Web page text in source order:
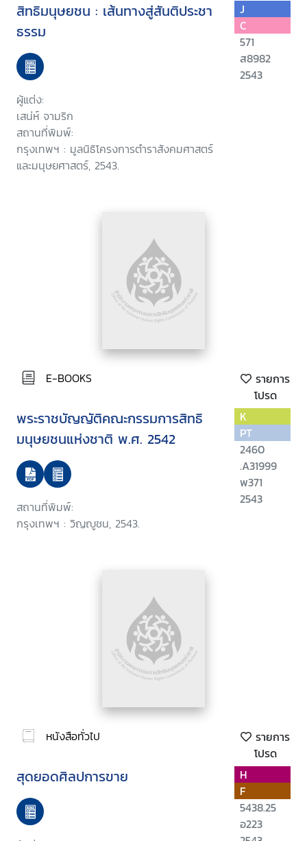
สิทธิมนุษยชน : เส้นทางสู่สันติประชา
ธรรม
ผู้แต่ง:
เสน่ห์ จามริก
สถานที่พิมพ์:
กรุงเทพฯ : มูลนิธิโครงการตำราสังคมศาสตร์
และมนุษยศาสตร์, 2543.
J
C
571
ส8982
2543
E-BOOKS
รายการ
โปรด
พระราชบัญญัติคณะกรรมการสิทธิ
มนุษยชนแห่งชาติ พ.ศ. 2542
สถานที่พิมพ์:
กรุงเทพฯ : วิญญูชน, 2543.
K
PT
2460
.A31999
พ371
2543
หนังสือทั่วไป
รายการ
โปรด
สุดยอดศิลปการขาย
H
F
5438.25
อ223